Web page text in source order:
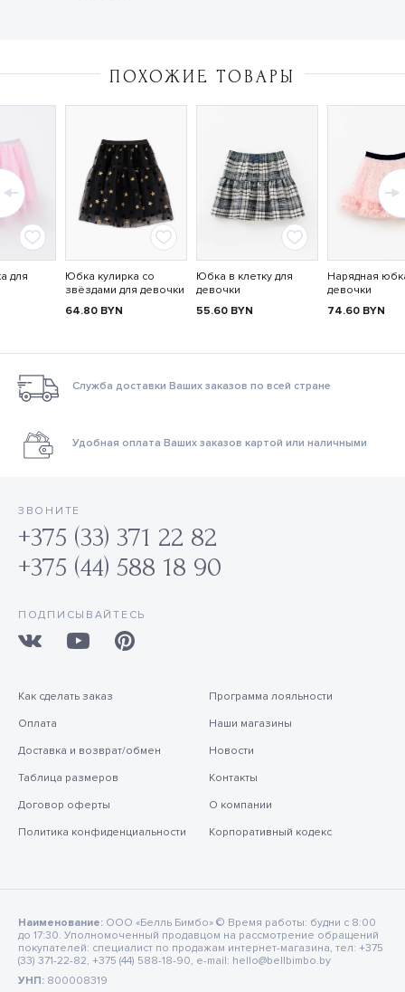
ПОХОЖИЕ ТОВАРЫ
для
Юбка кулирка со
звёздами для девочки
64.80 BYN
Юбка в клетку для
девочки
55.60 BYN
Нарядная
девочки
74.60 BYN
Служба доставки Ваших заказов по всей стране
Удобная оплата Ваших заказов картой или наличными
ЗВОНИТЕ
+375 (33) 371 22 82
+375 (44) 588 18 90
ПОДПИСЫВАЙТЕСЬ
Как сделать заказ
Оплата
Доставка и возврат/обмен
Таблица размеров
Договор оферты
Политика конфиденциальности
Программа лояльности
Наши магазины
Новости
Контакты
О компании
Корпоративный кодекс
Наименование: ООО «Белль Бимбо» © Время работы: будни с 8:00
до 17:30. Уполномоченный продавцом на рассмотрение обращений
покупателей: специалист по продажам интернет-магазина, тел: +375
(33) 371-22-82, +375 (44) 588-18-90, e-mail: hello@bellbimbo.by
УНП: 800008319